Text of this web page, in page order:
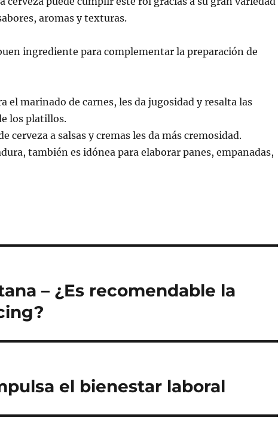
aromas y texturas.
ingrediente para complementar la preparación de
el marinado de carnes, les da jugosidad y resalta las
los platillos.
cerveza a salsas y cremas les da más cremosidad.
también es idónea para elaborar panes, empanadas,
– ¿Es recomendable la
el bienestar laboral